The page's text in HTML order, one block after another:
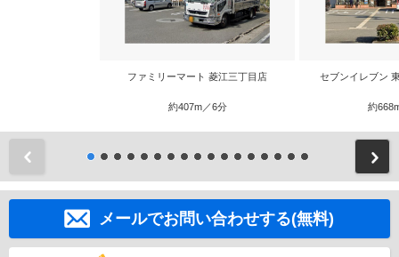
ファミリーマート 菱江三丁目店
約407m／6分
セブンイレブン
約
メールでお問い合わせする(無料)